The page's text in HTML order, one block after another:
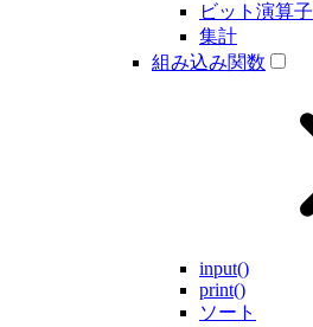
ビット演算子
集計
組み込み関数
input()
print()
ソート